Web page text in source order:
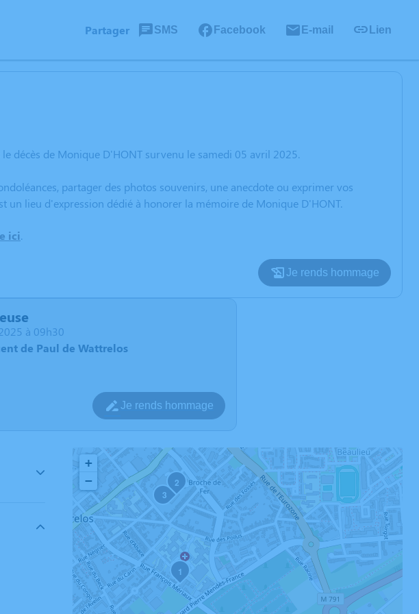
Partager SMS Facebook E-mail Lien
décès de Monique D'HONT survenu le samedi 05 avril 2025.
partager des photos souvenirs, une anecdote ou exprimer vos
un lieu d'expression dédié à honorer la mémoire de Monique D'HONT.
ici.
Je rends hommage
à 09h30
de Paul de Wattrelos
Je rends hommage
1
2
3
+
−